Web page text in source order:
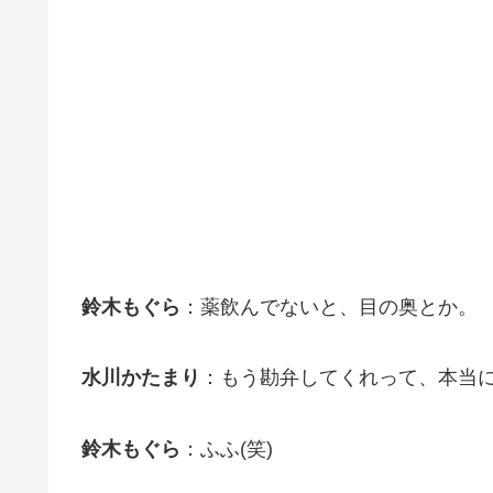
鈴木もぐら ：薬飲んでないと、目の奥とか。
水川かたまり ：もう勘弁してくれって、本当
鈴木もぐら ：ふふ(笑)